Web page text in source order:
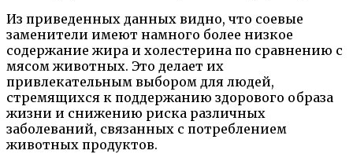
Из приведенных данных видно, что соевые
заменители имеют намного более низкое
содержание жира и холестерина по сравнению с
мясом животных. Это делает их
привлекательным выбором для людей,
стремящихся к поддержанию здорового образа
жизни и снижению риска различных
заболеваний, связанных с потреблением
животных продуктов.